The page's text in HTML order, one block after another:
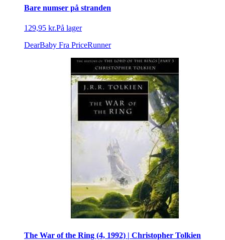
Bare numser på stranden
129,95 kr.På lager
DearBaby Fra PriceRunner
The War of the Ring (4, 1992) | Christopher Tolkien